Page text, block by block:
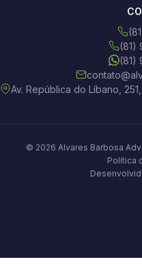
(81)
(81)
Av. República do Líbano,
© 2026 Alvares Barbosa
Política